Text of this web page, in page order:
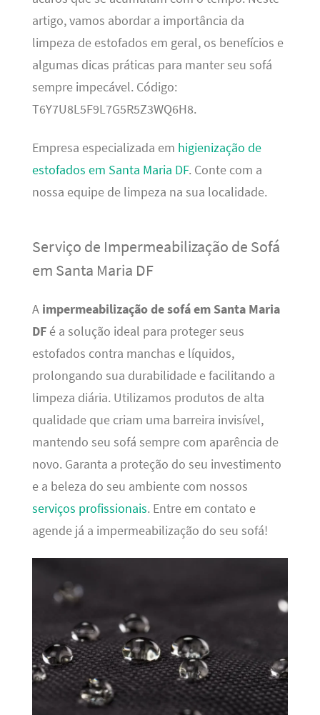
artigo, vamos abordar a importância da
limpeza de estofados em geral, os benefícios e
algumas dicas práticas para manter seu sofá
sempre impecável. Código:
T6Y7U8L5F9L7G5R5Z3WQ6H8.
Empresa especializada em higienização de
estofados em Santa Maria DF. Conte com a
nossa equipe de limpeza na sua localidade.
Serviço de Impermeabilização de Sofá
em Santa Maria DF
A impermeabilização de sofá em Santa Maria
DFé a solução ideal para proteger seus
estofados contra manchas e líquidos,
prolongando sua durabilidade e facilitando a
limpeza diária. Utilizamos produtos de alta
qualidade que criam uma barreira invisível,
mantendo seu sofá sempre com aparência de
novo. Garanta a proteção do seu investimento
e a beleza do seu ambiente com nossos
serviços profissionais. Entre em contato e
agende já a impermeabilização do seu sofá!